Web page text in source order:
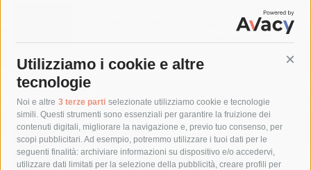
Utilizziamo i cookie e altre
tecnologie
Noi e altre 3 terze parti selezionate utilizziamo cookie e tecnologie
simili. Questi strumenti sono essenziali per garantire la fruizione dei
contenuti digitali, migliorare la navigazione e, previo tuo consenso, per
scopi pubblicitari. Ad esempio, potremmo utilizzare i tuoi dati per le
seguenti finalità: archiviare informazioni su dispositivo e/o accedervi,
utilizzare dati limitati per la selezione della pubblicità, creare profili per
Massa Lubrense. Sicurezza in mare
nell’Amp Punta Campanella, incontro
con il sottosegretario Iannone
Tag
acqua allerta meteo
anas
area marina protetta di punta campanella
arresto